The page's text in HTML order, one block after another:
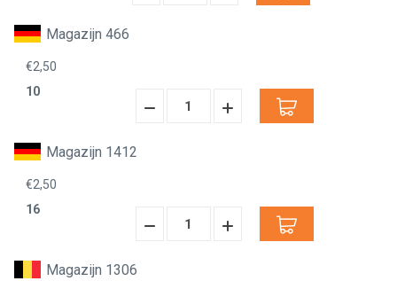
Magazijn 466
€2,50
10
Hoeveelheid
Hoeveelheid
Magazijn 1412
€2,50
16
Hoeveelheid
Hoeveelheid
Magazijn 1306